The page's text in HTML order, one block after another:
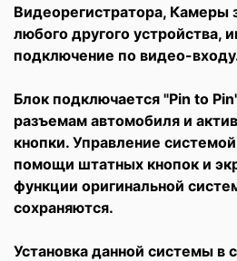
Видеоpегистратора, Камеры
любого другого устройства,
подключение по видео-
Блок подключается "Pin to
разъемам автомобиля и
кнопки. Управление
помощи штатных кнопок и
функции оригинальной
сохраняются.
Установка данной системы в